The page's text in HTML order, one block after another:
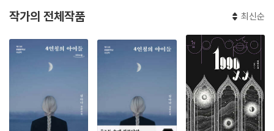
작가의 전체작품 최신순